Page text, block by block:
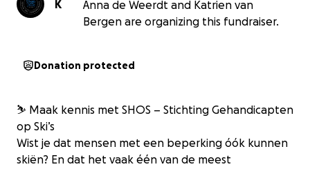
K
Anna de Weerdt and Katrien van
Bergen are organizing this fundraiser.
Donation protected
⛷️ Maak kennis met SHOS – Stichting Gehandicapten
op Ski’s
Wist je dat mensen met een beperking óók kunnen
skiën? En dat het vaak één van de meest